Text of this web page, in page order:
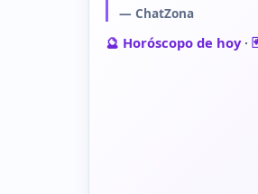
— ChatZona
🔮 Horóscopo de hoy·